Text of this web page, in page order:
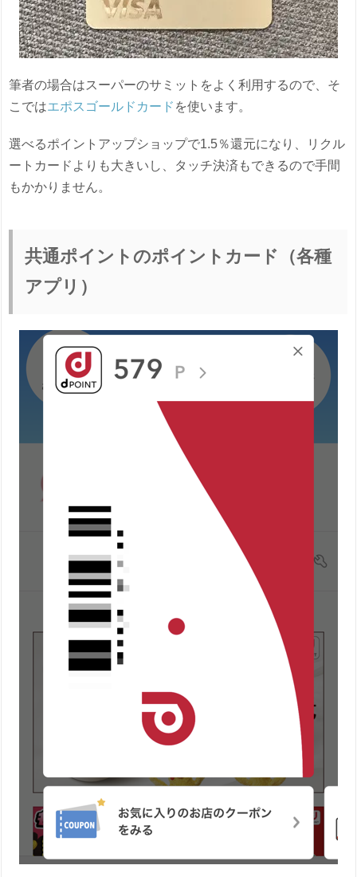
筆者の場合はスーパーのサミットをよく利用するので、そ
こではエポスゴールドカード を使います。
選べるポイントアップショップで1.5％還元になり、リクル
ートカードよりも大きいし、タッチ決済もできるので手間
もかかりません。
共通ポイントのポイントカード（各種
アプリ）